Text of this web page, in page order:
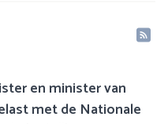
en minister van
met de Nationale